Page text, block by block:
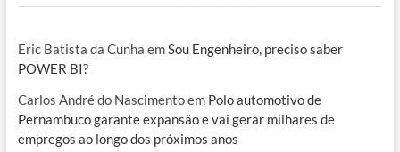
Eric Batista da Cunha emSou Engenheiro, preciso saber
POWER BI?
Carlos André do Nascimentoem Polo automotivo de
Pernambuco garante expansão e vai gerar milhares de
empregos ao longo dos próximos anos